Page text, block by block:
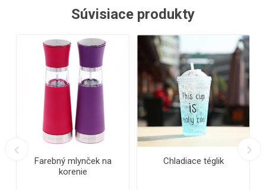
Súvisiace produkty
Farebný mlynček na
korenie
Chladiace téglik